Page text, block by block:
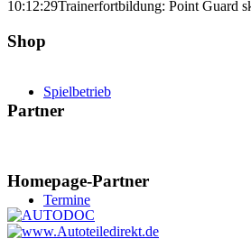
Spielbetrieb
Termine
10:12:29Trainerfortbildung: Point Guard
Shop
Partner
Homepage-Partner